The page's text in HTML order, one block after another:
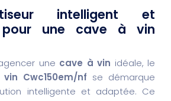
intelligent et
pour une cave à vin
une cave à vin idéale, le
Cwc150em/nf se démarque
intelligente et adaptée. Ce